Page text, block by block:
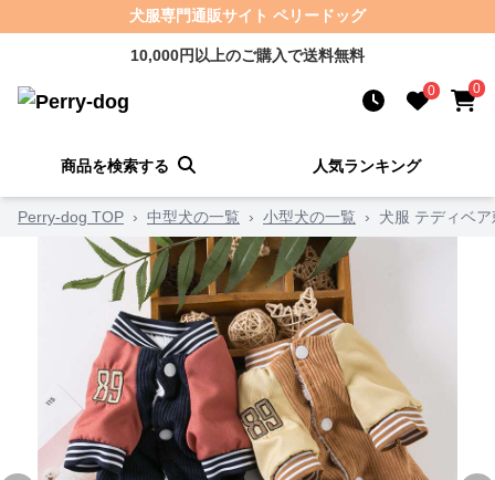
犬服専門通販サイト ペリードッグ
10,000円以上のご購入で送料無料
0 0
商品を検索する 人気ランキング
Perry-dog TOP › 中型犬の一覧 › 小型犬の一覧 › 犬服 テディベ